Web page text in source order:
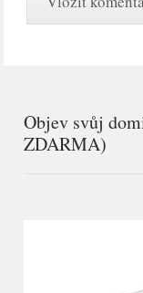
Objev svůj
ZDARMA)